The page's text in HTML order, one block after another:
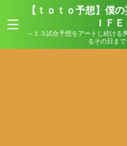
【ｔｏｔｏ予想】僕
ＩＦＥ
～１３試合予想をアートし続ける
るその日まで